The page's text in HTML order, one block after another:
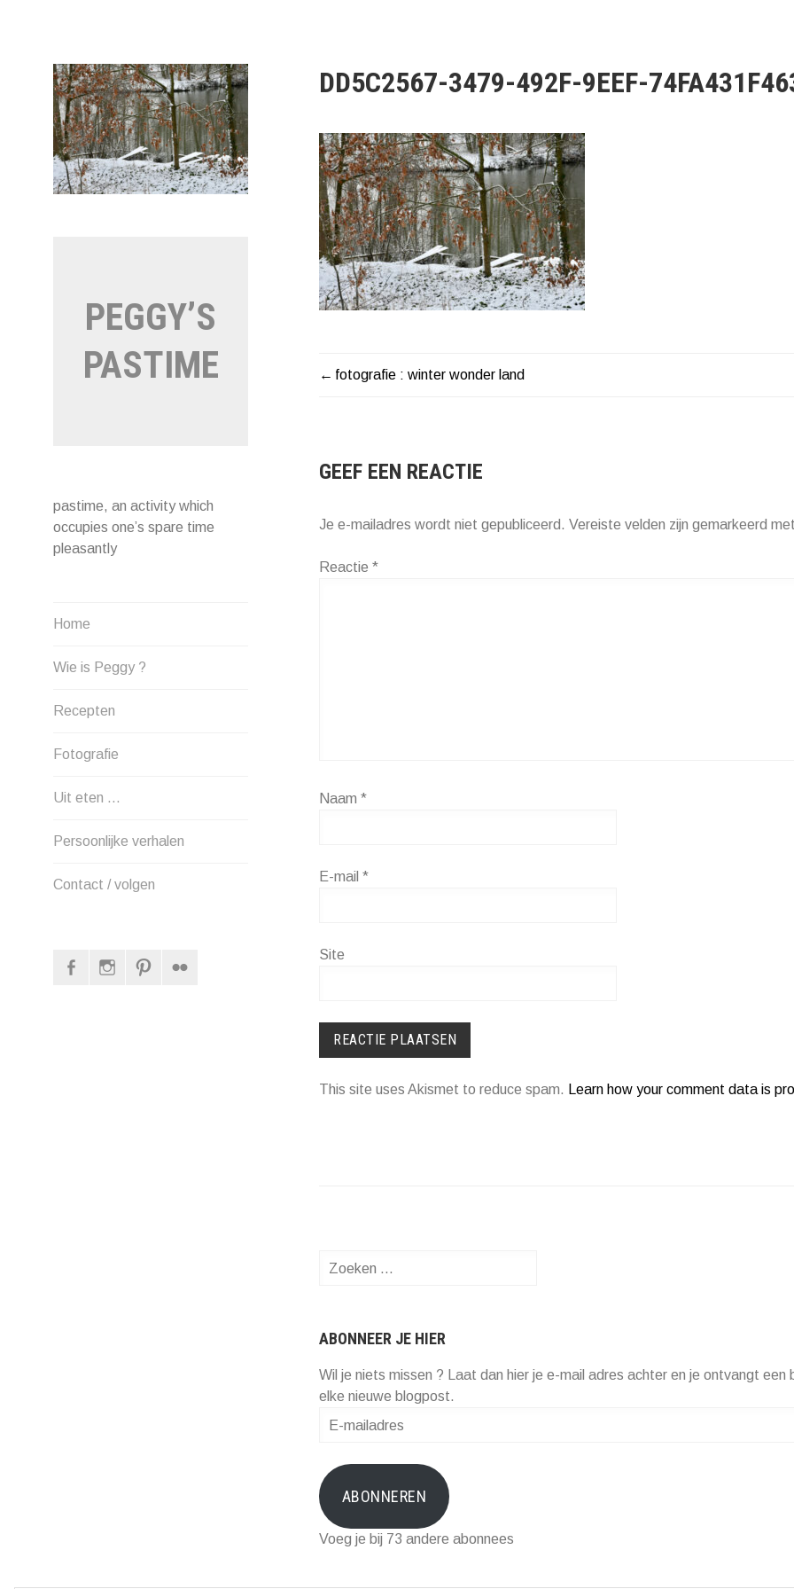
PEGGY’S
PASTIME
pastime, an activity which
occupies one’s spare time
pleasantly
Home
Wie is Peggy ?
Recepten
Fotografie
Uit eten …
Persoonlijke verhalen
Contact / volgen
FacebookInstagram
DD5C2567-3479-492F-9EEF-
BERICHT
fotografie : winter wonder land
GEEF EEN REACTIE
Je e-mailadres wordt niet gepubliceerd. Vereiste velden zijn gemarkeerd
Reactie *
Naam *
E-mail *
Site
This site uses Akismet to reduce spam. Learn how your comment data is
Zoeken
ABONNEER JE HIER
Wil je niets missen ? Laat dan hier je e-mail adres achter en je ontvangt een
elke nieuwe blogpost.
E-
ABONNEREN
Voeg je bij 73 andere abonnees